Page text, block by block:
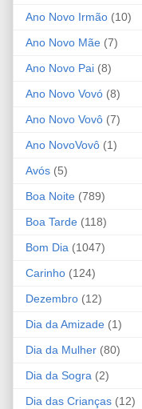
Ano Novo Irmão (10)
Ano Novo Mãe (7)
Ano Novo Pai (8)
Ano Novo Vovó (8)
Ano Novo Vovô (7)
Ano NovoVovô (1)
Avós (5)
Boa Noite (789)
Boa Tarde (118)
Bom Dia (1047)
Carinho (124)
Dezembro (12)
Dia da Amizade (1)
Dia da Mulher (80)
Dia da Sogra (2)
Dia das Crianças (12)